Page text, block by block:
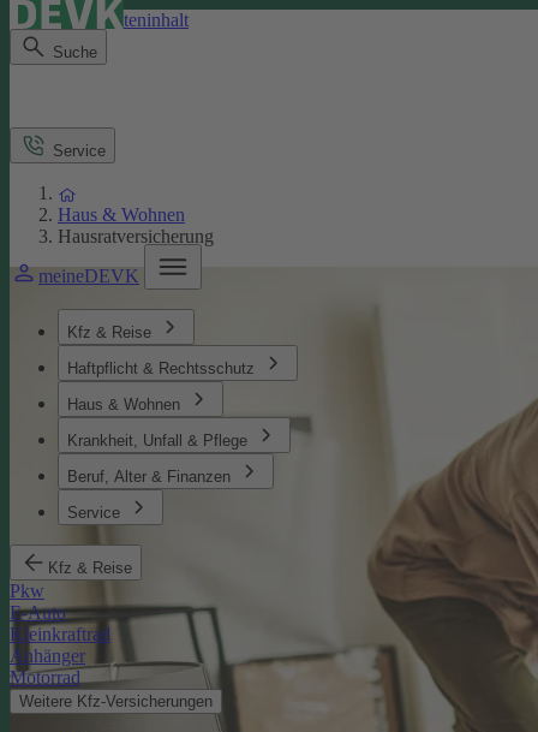
Direkt zum Seiteninhalt
Suche
meineDEVK
Kfz & Reise
Haftpflicht & Rechtsschutz
Haus & Wohnen
Krankheit, Unfall & Pflege
Beruf, Alter & Finanzen
Service
Kfz & Reise
Pkw
E-Auto
Kleinkraftrad
Anhänger
Motorrad
Weitere Kfz-Versicherungen
Service
Haus & Wohnen
Hausratversicherung